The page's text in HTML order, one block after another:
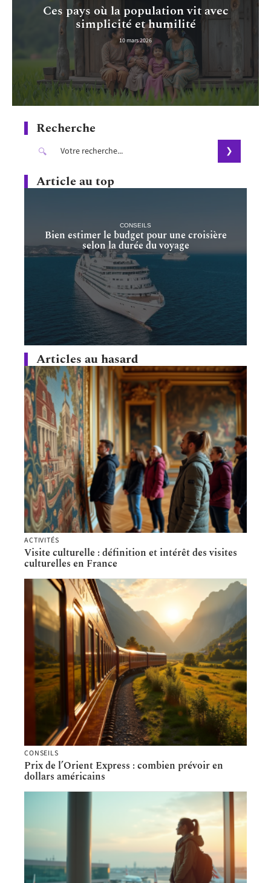
Ces pays où la population vit avec
simplicité et humilité
10 mars 2026
Recherche
Article au top
CONSEILS
Bien estimer le budget pour une croisière
selon la durée du voyage
Articles au hasard
ACTIVITÉS
Visite culturelle : définition et intérêt des visites
culturelles en France
CONSEILS
Prix de l’Orient Express : combien prévoir en
dollars américains